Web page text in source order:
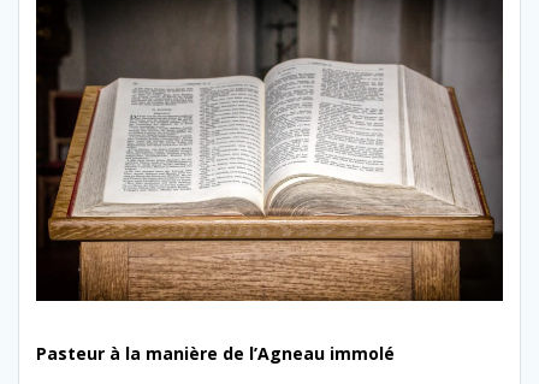
Pasteur à la manière de l’Agneau immolé